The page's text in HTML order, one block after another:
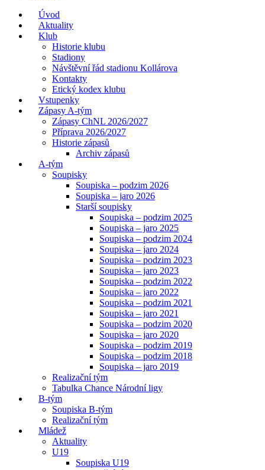
Úvod
Aktuality
Klub
Historie klubu
Stadiony
Návštěvní řád stadionu Kollárova
Kontakty
Etický kodex klubu
Vstupenky
Zápasy A-tým
Zápasy ChNL 2026/2027
Příprava 2026/2027
Historie zápasů
Archiv zápasů
A-tým
Soupisky
Soupiska – podzim 2026
Soupiska – jaro 2026
Starší soupisky
Soupiska – podzim 2025
Soupiska – jaro 2025
Soupiska – podzim 2024
Soupiska – jaro 2024
Soupiska – podzim 2023
Soupiska – jaro 2023
Soupiska – podzim 2022
Soupiska – jaro 2022
Soupiska – podzim 2021
Soupiska – jaro 2021
Soupiska – podzim 2020
Soupiska – jaro 2020
Soupiska – podzim 2019
Soupiska – podzim 2018
Soupiska – jaro 2019
Realizační tým
Tabulka Chance Národní ligy
B-tým
Soupiska B-tým
Realizační tým
Mládež
Aktuality
U19
Soupiska U19